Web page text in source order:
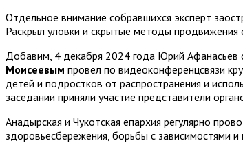
Отдельное внимание собравшихся эксперт
Раскрыл уловки и скрытые методы продвижения
Добавим, 4 декабря 2024 года Юрий Афанасьев
Моисеевым провел по видеоконференцсвязи
детей и подростков от распространения и
заседании приняли участие представители
Анадырская и Чукотская епархия регулярно
здоровьесбережения, борьбы с зависимостями